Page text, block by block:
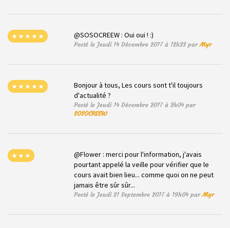
@SOSOCREEW : Oui oui ! :)
Posté le Jeudi 14 Décembre 2017 à 12h23 parMyr
Bonjour à tous, Les cours sont t'il toujours
d'actualité ?
Posté le Jeudi 14 Décembre 2017 à 2h04 par
SOSOCREEW
@Flower : merci pour l'information, j'avais
pourtant appelé la veille pour vérifier que le
cours avait bien lieu... comme quoi on ne peut
jamais être sûr sûr...
Posté le Jeudi 21 Septembre 2017 à 19h04 parMyr